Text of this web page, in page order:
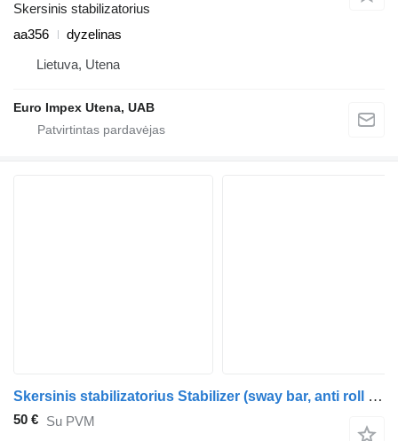
Skersinis stabilizatorius
aa356
dyzelinas
Lietuva, Utena
Euro Impex Utena, UAB
Skersinis stabilizatorius Stabilizer (sway bar, anti roll bar) - FRONT sunkvežimio Scania 124L
50 € Su PVM